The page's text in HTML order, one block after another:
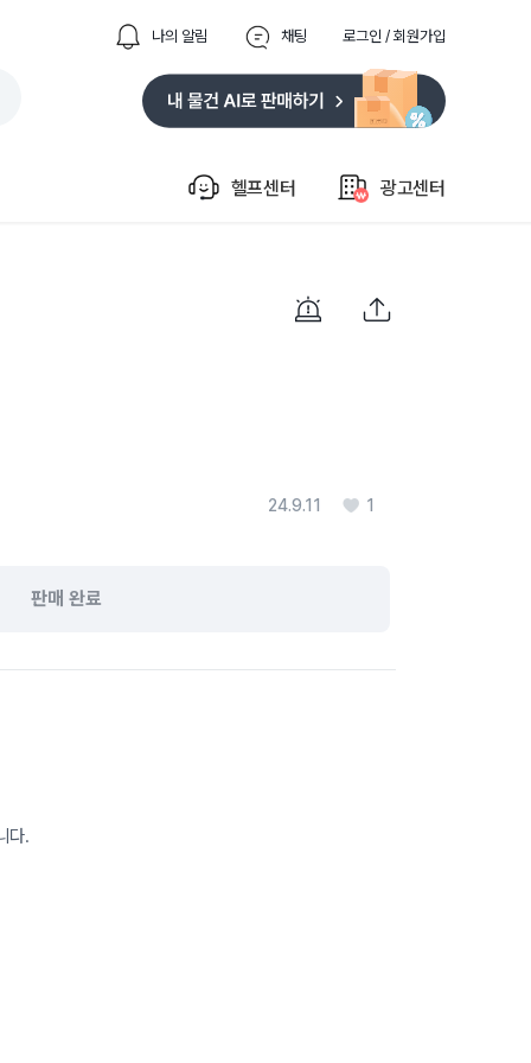
나의 알림 채팅 로그인 / 회원가입
헬프센터 광고센터
24.9.11 1
판매 완료
다.